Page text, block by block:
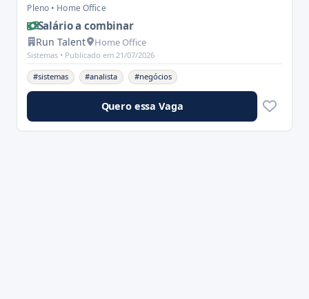
Pleno • Home Office
Salário a combinar
Run Talent Home Office
Sistemas • Publicado em 21/07/2026
#sistemas #analista #negócios
Quero essa Vaga